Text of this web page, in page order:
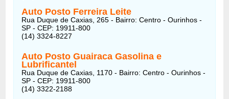
Auto Posto Ferreira Leite
Rua Duque de Caxias, 265 - Bairro: Centro - Ourinhos -
SP - CEP: 19911-800
(14) 3324-8227
Auto Posto Guairaca Gasolina e
Lubrificantel
Rua Duque de Caxias, 1170 - Bairro: Centro - Ourinhos -
SP - CEP: 19911-800
(14) 3322-2188